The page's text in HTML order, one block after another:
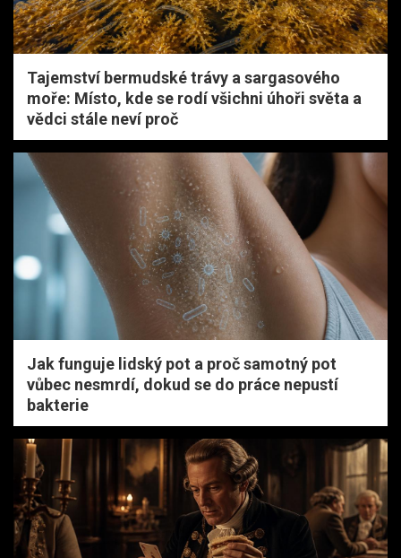
Tajemství bermudské trávy a sargasového
moře: Místo, kde se rodí všichni úhoři světa a
vědci stále neví proč
Jak funguje lidský pot a proč samotný pot
vůbec nesmrdí, dokud se do práce nepustí
bakterie